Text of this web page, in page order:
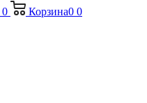
0 Корзина0 0